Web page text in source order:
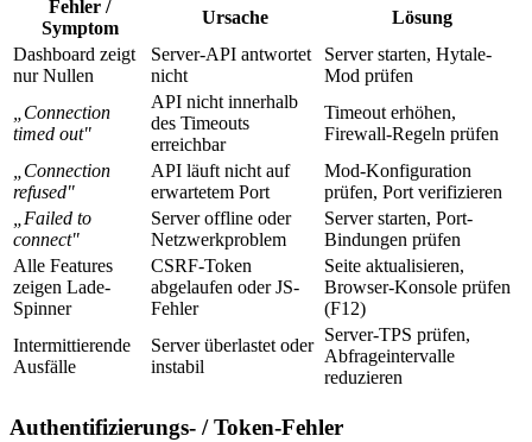
Fehler /
Symptom
Ursache
Lösung
Dashboard zeigt
nur Nullen
Server-API antwortet
nicht
Server starten, Hytale-
Mod prüfen
„Connection
timed out"
API nicht innerhalb
des Timeouts
erreichbar
Timeout erhöhen,
Firewall-Regeln prüfen
„Connection
refused"
API läuft nicht auf
erwartetem Port
Mod-Konfiguration
prüfen, Port verifizieren
„Failed to
connect"
Server offline oder
Netzwerkproblem
Server starten, Port-
Bindungen prüfen
Alle Features
zeigen Lade-
Spinner
CSRF-Token
abgelaufen oder JS-
Fehler
Seite aktualisieren,
Browser-Konsole prüfen
(F12)
Intermittierende
Ausfälle
Server überlastet oder
instabil
Server-TPS prüfen,
Abfrageintervalle
reduzieren
Authentifizierungs- / Token-Fehler